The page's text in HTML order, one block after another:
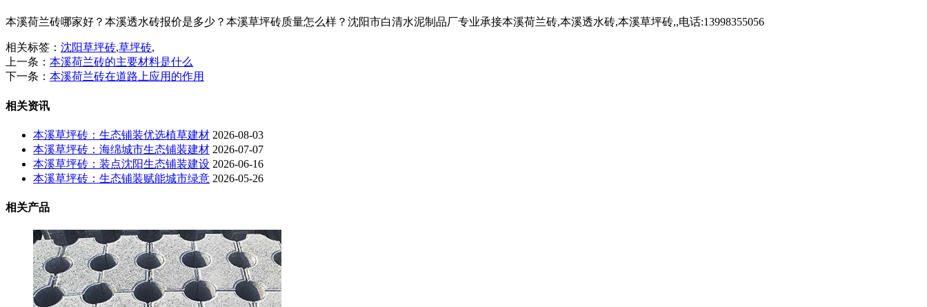
本溪荷兰砖哪家好？本溪透水砖报价是多少？本溪草坪砖质量怎么样？沈阳市白清水泥制品厂专业承接本溪荷兰砖,本溪透水砖,本溪草坪砖,,电话:13998355056
相关标签： 沈阳草坪砖,草坪砖,
上一条： 本溪荷兰砖的主要材料是什么
下一条： 本溪荷兰砖在道路上应用的作用
相关资讯
本溪草坪砖：生态铺装优选植草建材 2026-08-03
本溪草坪砖：海绵城市生态铺装建材 2026-07-07
本溪草坪砖：装点沈阳生态铺装建设 2026-06-16
本溪草坪砖：生态铺装赋能城市绿意 2026-05-26
相关产品